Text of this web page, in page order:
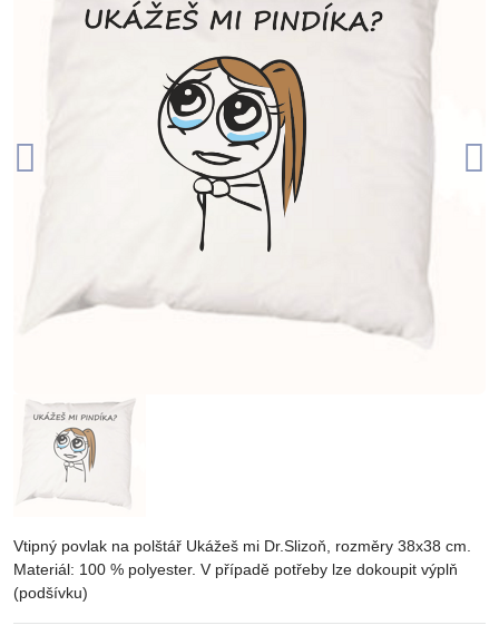
Vtipný povlak na polštář Ukážeš mi Dr.Slizoň, rozměry 38x38 cm.
Materiál: 100 % polyester. V případě potřeby lze dokoupit výplň
(podšívku)